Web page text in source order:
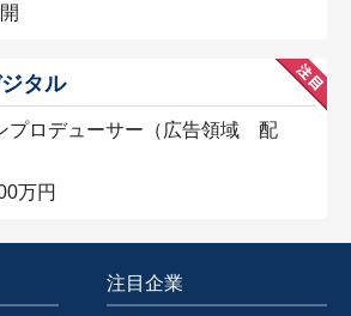
タル
プロデューサー（広告領域 配
万円
注目企業